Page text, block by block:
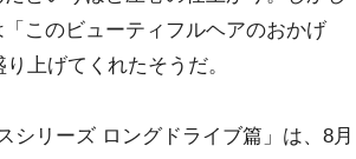
このビューティフルヘアのおかげ
上げてくれたそうだ。
リーズ ロングドライブ篇」は、8月